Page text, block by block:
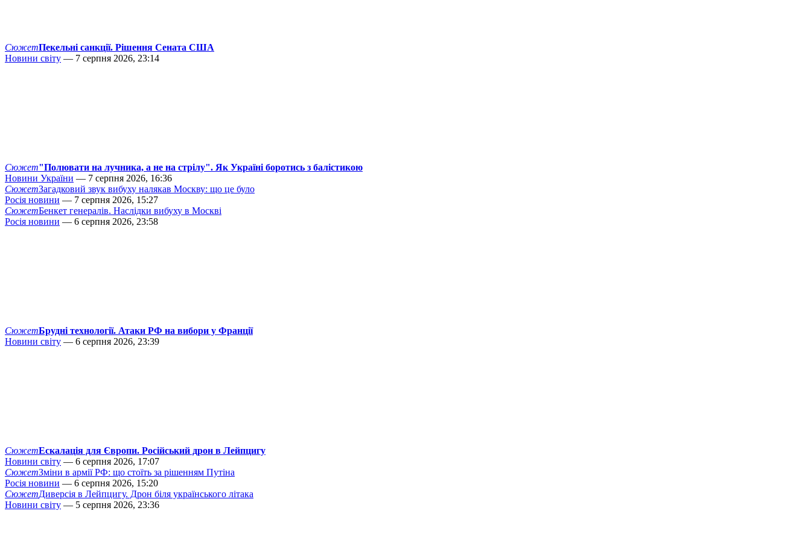
СюжетПекельні санкції. Рішення Сената США
Новини світу — 7 серпня 2026, 23:14
Сюжет"Полювати на лучника, а не на стрілу". Як Україні боротись з балістикою
Новини України — 7 серпня 2026, 16:36
СюжетЗагадковий звук вибуху налякав Москву: що це було
Росія новини — 7 серпня 2026, 15:27
СюжетБенкет генералів. Наслідки вибуху в Москві
Росія новини — 6 серпня 2026, 23:58
СюжетБрудні технології. Атаки РФ на вибори у Франції
Новини світу — 6 серпня 2026, 23:39
СюжетЕскалація для Європи. Російський дрон в Лейпцигу
Новини світу — 6 серпня 2026, 17:07
СюжетЗміни в армії РФ: що стоїть за рішенням Путіна
Росія новини — 6 серпня 2026, 15:20
СюжетДиверсія в Лейпцигу. Дрон біля українського літака
Новини світу — 5 серпня 2026, 23:36